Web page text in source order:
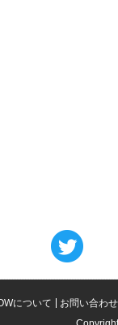
について お問い合わせ